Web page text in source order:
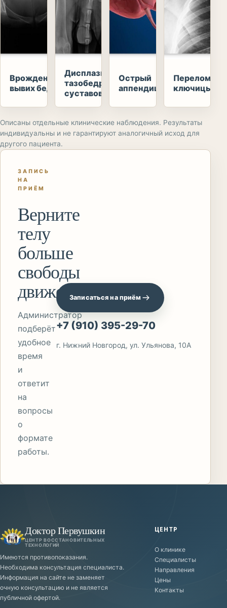
Врожденный
вывих бедра
Дисплазия
тазобедренных
суставов
Острый
аппендицит
Перелом
ключицы
Описаны отдельные клинические наблюдения. Результаты
индивидуальны и не гарантируют аналогичный исход для
другого пациента.
ЗАПИСЬ
НА
ПРИЁМ
Верните
телу
больше
свободы
движения
Администратор
подберёт
удобное
время
и
ответит
на
вопросы
о
формате
работы.
Записаться на приём
+7 (910) 395-29-70
г. Нижний Новгород, ул. Ульянова, 10А
Доктор Первушкин
ЦЕНТР ВОССТАНОВИТЕЛЬНЫХ
ТЕХНОЛОГИЙ
Имеются противопоказания.
Необходима консультация специалиста.
Информация на сайте не заменяет
очную консультацию и не является
публичной офертой.
ЦЕНТР
О клинике
Специалисты
Направления
Цены
Контакты